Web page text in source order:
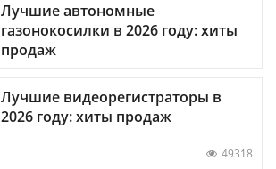
Лучшие автономные
газонокосилки в 2026 году: хиты
продаж
Лучшие видеорегистраторы в
2026 году: хиты продаж
49318